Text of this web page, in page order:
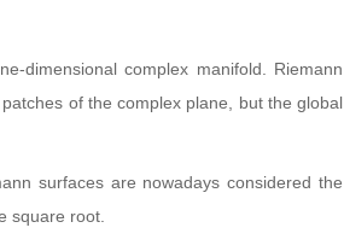
dimensional complex manifold. Riemann
of the complex plane, but the global
surfaces are nowadays considered the
square root.